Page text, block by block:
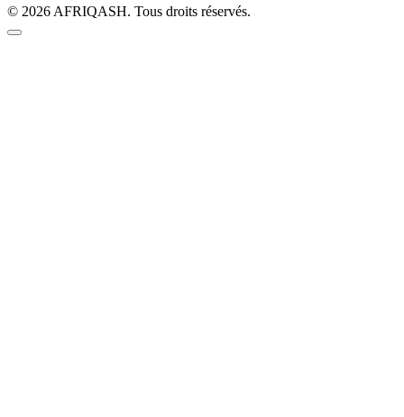
© 2026 AFRIQASH. Tous droits réservés.